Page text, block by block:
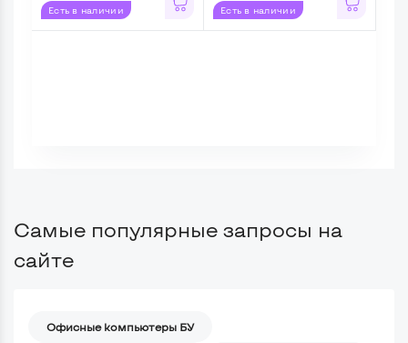
Есть в наличии Есть в наличии
Самые популярные запросы на
сайте
Офисные компьютеры БУ